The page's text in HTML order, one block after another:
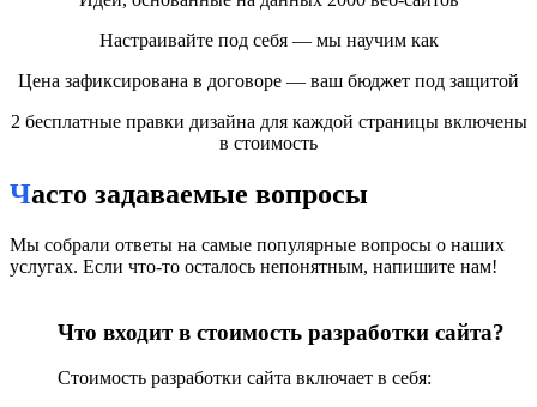
Команда изучает бизнес, целевую аудиторию, конкурентов и
формирует техническое задание. Определяются цели проекта,
KPI и ожидаемые результаты.
2. Проектирование и UX-дизайн
основных разделов. UX-дизайн направлен на упрощение пути
пользователя до покупки или заявки.
3. Разработка дизайна
стиль компании и современные стандарты UI/UX.
4. Программирование и верстка
Настраивайте под себя — мы научим как
Цена зафиксирована в договоре — ваш бюджет под защитой
2 бесплатные правки дизайна для каждой страницы включены
в стоимость
Часто задаваемые вопросы
Мы собрали ответы на самые популярные вопросы о наших
услугах. Если что-то осталось непонятным, напишите нам!
Что входит в стоимость разработки сайта?
Стоимость разработки сайта включает в себя: